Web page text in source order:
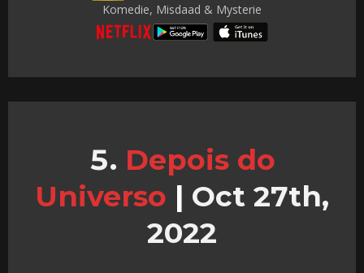
Komedie, Misdaad & Mysterie
Depois do
Universo | Oct 27th,
2022